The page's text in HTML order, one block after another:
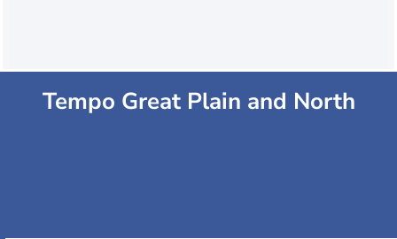
Tempo Great Plain and North